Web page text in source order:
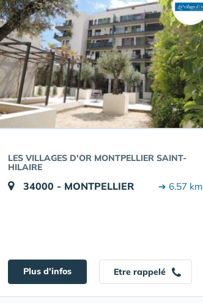
LES VILLAGES D'OR MONTPELLIER SAINT-
HILAIRE
34000 - MONTPELLIER ➔ 6.57 km
Plus d'infos Etre rappelé